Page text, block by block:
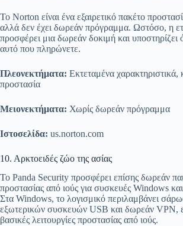
Το Norton είναι ένα εξαιρετικό πακέτο
αλλά δεν έχει δωρεάν πρόγραμμα. Ωστόσο, η
προσφέρει μια δωρεάν δοκιμή και υποστηρίζει
αυτό που πληρώνετε.
Πλεονεκτήματα: Εκτεταμένα χαρακτηριστικά,
προστασία
Μειονεκτήματα: Χωρίς δωρεάν πρόγραμμα
Ιστοσελίδα: us.norton.com
10. Αρκτοειδές ζώο της ασίας
Το Panda Security προσφέρει επίσης δωρεάν
προστασίας από ιούς για συσκευές Windows
Στα Windows, το λογισμικό περιλαμβάνει
εξωτερικών συσκευών USB και δωρεάν VPN,
βασικές λειτουργίες προστασίας από ιούς.